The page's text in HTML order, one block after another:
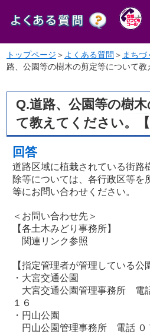
トップページ ＞ よくある質問 ＞ まちづ
路、公園等の樹木の剪定等について教
Q.道路、公園等の樹
て教えてください。【
回答
道路区域に植栽されている街路
除等については、各行政区等を
等にお問い合わせください。
＜お問い合わせ先＞
【各土木みどり事務所】
関連リンク参照
【指定管理者が管理している公
・大宮交通公園
大宮交通公園管理事務所 電
１６
・円山公園
円山公園管理事務所 電話 ０